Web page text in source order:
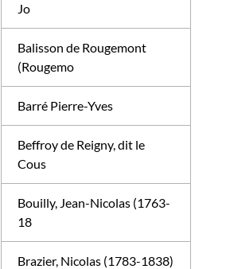
Jo
Balisson de Rougemont
(Rougemo
Barré Pierre-Yves
Beffroy de Reigny, dit le
Cous
Bouilly, Jean-Nicolas (1763-
18
Brazier, Nicolas (1783-1838)